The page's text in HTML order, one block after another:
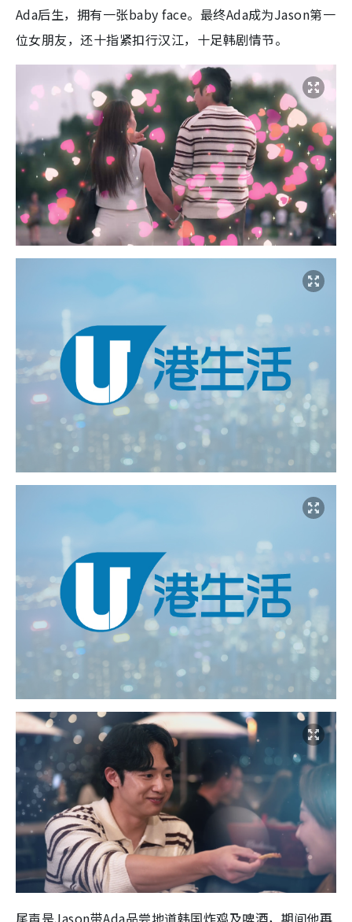
Ada后生，拥有一张baby face。最终Ada成为Jason第一
位女朋友，还十指紧扣行汉江，十足韩剧情节。
尾声是Jason带Ada品尝地道韩国炸鸡及啤酒，期间他再